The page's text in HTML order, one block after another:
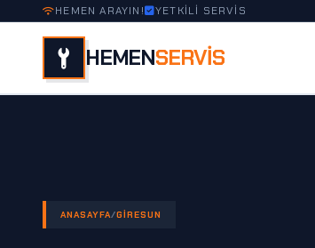
HEMEN ARAYIN! YETKİLİ SERVİS
HEMENSERVİS
ANASAYFA/GIRESUN